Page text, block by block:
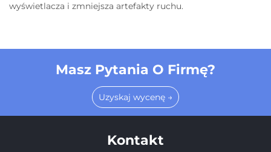
wyświetlacza i zmniejsza artefakty ruchu.
Masz Pytania O Firmę?
Uzyskaj wycenę →
Kontakt